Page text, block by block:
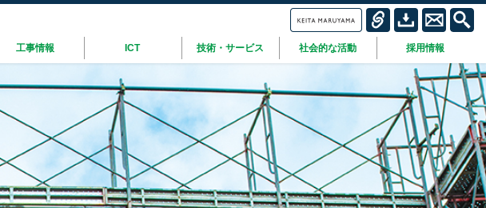
工事情報 ICT 技術・サービス 社会的な活動 採用情報